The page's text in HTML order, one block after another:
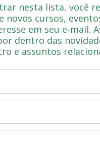
nesta lista, você
novos cursos,
em seu e-mail.
dentro das
e assuntos